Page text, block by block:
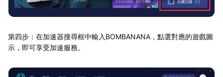
第四步：在加速器搜尋框中輸入BOMBANANA，點選對應的遊戲圖
示，即可享受加速服務。